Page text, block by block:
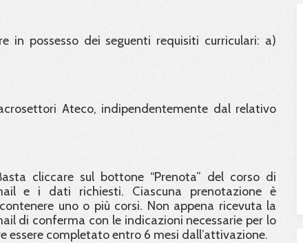
in possesso dei seguenti requisiti curriculari: a)
Ateco, indipendentemente dal relativo
cliccare sul bottone “Prenota” del corso di
e i dati richiesti. Ciascuna prenotazione è
uno o più corsi. Non appena ricevuta la
di conferma con le indicazioni necessarie per lo
completato entro 6 mesi dall’attivazione.